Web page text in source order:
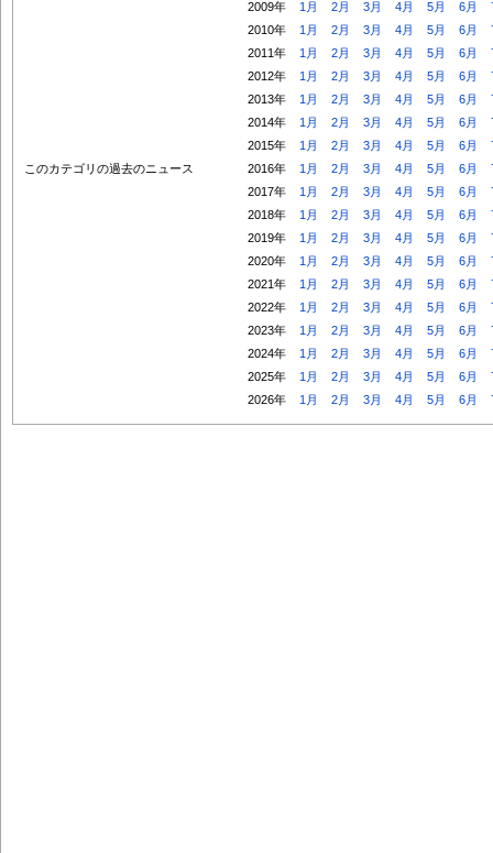
このカテゴリの過去のニュース
2009年 1月 2月 3月 4月 5月 6月
2010年
1月 2月 3月 4月 5月 6月
2011年
1月 2月 3月 4月 5月 6月
2012年
1月 2月 3月 4月 5月 6月
2013年
1月 2月 3月 4月 5月 6月
2014年
1月 2月 3月 4月 5月 6月
2015年
1月 2月 3月 4月 5月 6月
2016年
1月 2月 3月 4月 5月 6月
2017年
1月 2月 3月 4月 5月 6月
2018年
1月 2月 3月 4月 5月 6月
2019年
1月 2月 3月 4月 5月 6月
2020年
1月 2月 3月 4月 5月 6月
2021年
1月 2月 3月 4月 5月 6月
2022年
1月 2月 3月 4月 5月 6月
2023年
1月 2月 3月 4月 5月 6月
2024年
1月 2月 3月 4月 5月 6月
2025年
1月 2月 3月 4月 5月 6月
2026年
1月 2月 3月 4月 5月 6月